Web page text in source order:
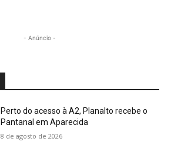
- Anúncio -
Perto do acesso à A2, Planalto recebe o
Pantanal em Aparecida
8 de agosto de 2026